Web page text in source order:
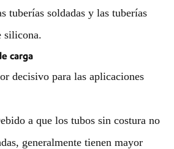
tuberías soldadas y las tuberías
silicona.
carga
decisivo para las aplicaciones
a que los tubos sin costura no
generalmente tienen mayor